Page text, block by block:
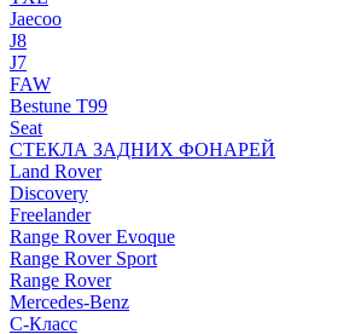
Jaecoo
J8
J7
FAW
Bestune T99
Seat
СТЕКЛА ЗАДНИХ ФОНАРЕЙ
Land Rover
Discovery
Freelander
Range Rover Evoque
Range Rover Sport
Range Rover
Mercedes-Benz
C-Класс